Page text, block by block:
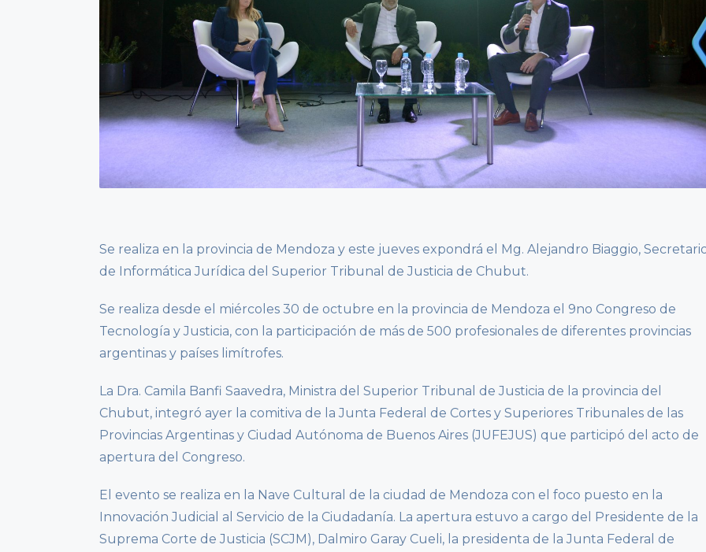
Se realiza en la provincia de Mendoza y este jueves expondrá el Mg. Alejandro Biaggio,
de Informática Jurídica del Superior Tribunal de Justicia de Chubut.
Se realiza desde el miércoles 30 de octubre en la provincia de Mendoza el 9no Congreso de
Tecnología y Justicia, con la participación de más de 500 profesionales de diferentes provincias
argentinas y países limítrofes.
La Dra. Camila Banfi Saavedra, Ministra del Superior Tribunal de Justicia de la provincia del
Chubut, integró ayer la comitiva de la Junta Federal de Cortes y Superiores Tribunales de las
Provincias Argentinas y Ciudad Autónoma de Buenos Aires (JUFEJUS) que participó del acto de
apertura del Congreso.
El evento se realiza en la Nave Cultural de la ciudad de Mendoza con el foco puesto en la
Innovación Judicial al Servicio de la Ciudadanía. La apertura estuvo a cargo del Presidente de la
Suprema Corte de Justicia (SCJM), Dalmiro Garay Cueli, la presidenta de la Junta Federal de